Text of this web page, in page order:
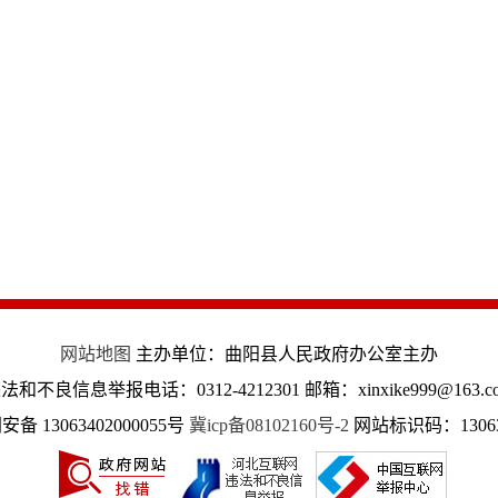
网站地图 主办单位：曲阳县人民政府办公室主办
和不良信息举报电话：0312-4212301 邮箱：
备 13063402000055号 冀icp备08102160号-2 网站标识码：